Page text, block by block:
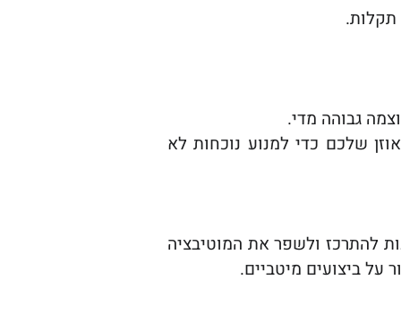
גבוהה מדי.
שלכם כדי למנוע נוכחות לא
להתרכז ולשפר את המוטיבציה
על ביצועים מיטביים.